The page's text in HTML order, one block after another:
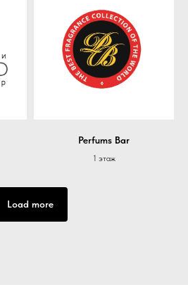
Perfums Bar
1 этаж
Load more